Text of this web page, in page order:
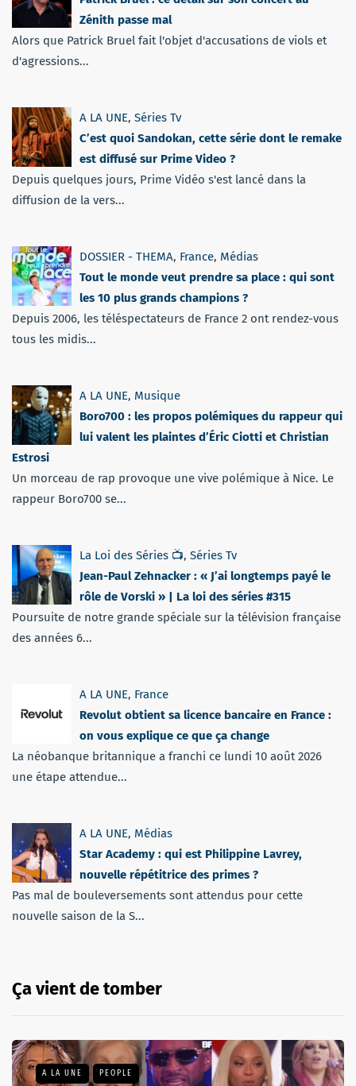
Zénith passe mal
Alors que Patrick Bruel fait l'objet d'accusations de viols et
d'agressions...
A LA UNE, Séries Tv
C’est quoi Sandokan, cette série dont le remake
est diffusé sur Prime Video ?
Depuis quelques jours, Prime Vidéo s'est lancé dans la
diffusion de la vers...
DOSSIER - THEMA, France, Médias
Tout le monde veut prendre sa place : qui sont
les 10 plus grands champions ?
Depuis 2006, les téléspectateurs de France 2 ont rendez-vous
tous les midis...
A LA UNE, Musique
Boro700 : les propos polémiques du rappeur qui
lui valent les plaintes d’Éric Ciotti et Christian
Estrosi
Un morceau de rap provoque une vive polémique à Nice. Le
rappeur Boro700 se...
La Loi des Séries 📺, Séries Tv
Jean-Paul Zehnacker : « J’ai longtemps payé le
rôle de Vorski » | La loi des séries #315
Poursuite de notre grande spéciale sur la télévision française
des années 6...
A LA UNE, France
Revolut obtient sa licence bancaire en France :
on vous explique ce que ça change
La néobanque britannique a franchi ce lundi 10 août 2026
une étape attendue...
A LA UNE, Médias
Star Academy : qui est Philippine Lavrey,
nouvelle répétitrice des primes ?
Pas mal de bouleversements sont attendus pour cette
nouvelle saison de la S...
Ça vient de tomber
A LA UNE PEOPLE